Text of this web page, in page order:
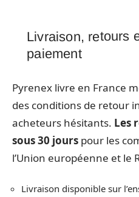
Livraison, retours
paiement
Pyrenex livre en France
des conditions de retour
acheteurs hésitants. Les
sous 30 jours pour les
l’Union européenne et le
Livraison disponible sur